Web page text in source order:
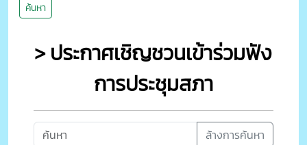
ค้นหา
> ประกาศเชิญชวนเข้าร่วมฟัง
การประชุมสภา
ล้างการค้นหา